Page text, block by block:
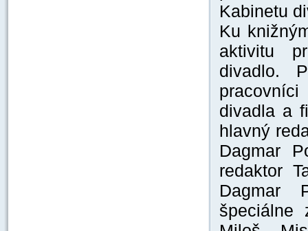
Kabinetu
Ku
aktivitu
divadlo.
divadla a
hlavný
Dagmar
redaktor
Dagmar
špeciálne